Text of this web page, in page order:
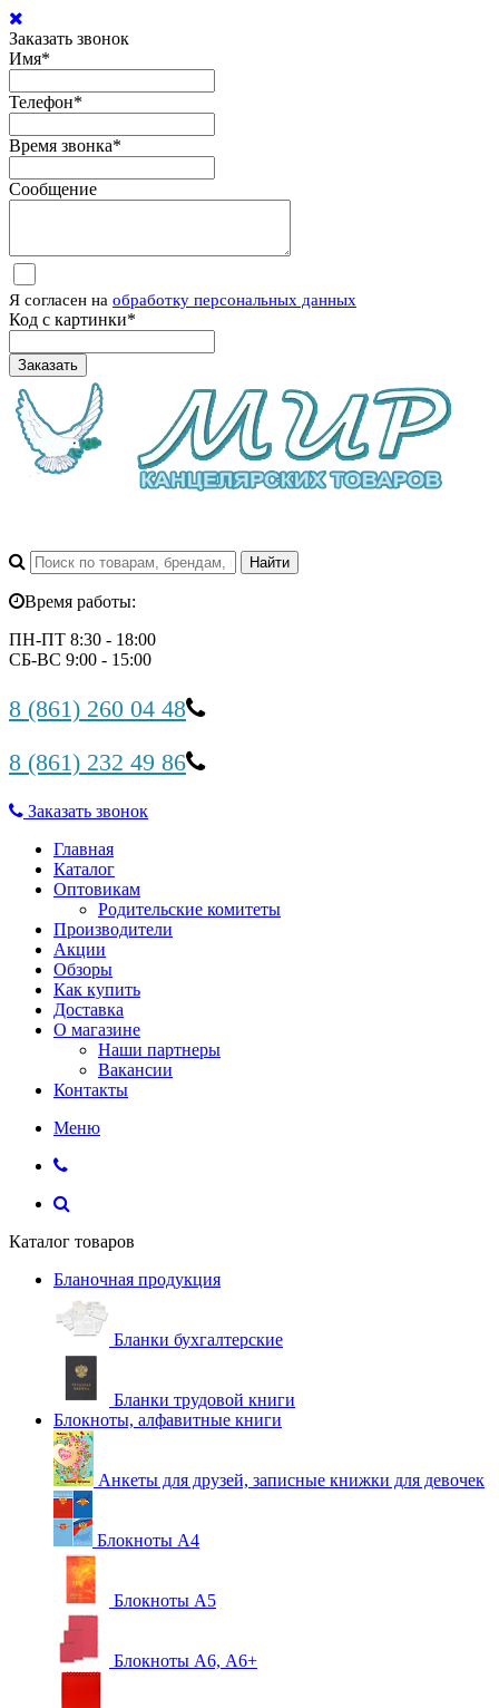
Заказать звонок
Имя*
Телефон*
Время звонка*
Сообщение
Я согласен на обработку персональных данных
Код с картинки*
Заказать
Время работы:
ПН-ПТ 8:30 - 18:00
СБ-ВС 9:00 - 15:00
8 (861) 260 04 48
8 (861) 232 49 86
Заказать звонок
Главная
Каталог
Оптовикам
Родительские комитеты
Производители
Акции
Обзоры
Как купить
Доставка
О магазине
Наши партнеры
Вакансии
Контакты
Меню
Каталог товаров
Бланочная продукция
Бланки бухгалтерские
Бланки трудовой книги
Блокноты, алфавитные книги
Анкеты для друзей, записные книжки для девочек
Блокноты А4
Блокноты А5
Блокноты А6, А6+